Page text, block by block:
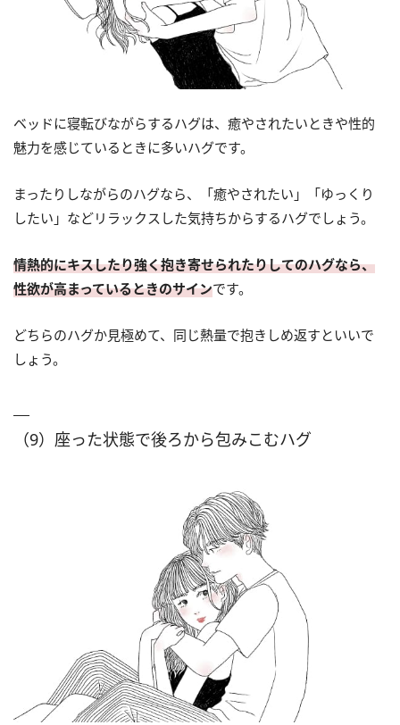
ベッドに寝転びながらするハグは、癒やされたいときや性的
魅力を感じているときに多いハグです。
まったりしながらのハグなら、「癒やされたい」「ゆっくり
したい」などリラックスした気持ちからするハグでしょう。
情熱的にキスしたり強く抱き寄せられたりしてのハグなら、
性欲が高まっているときのサインです。
どちらのハグか見極めて、同じ熱量で抱きしめ返すといいで
しょう。
（9）座った状態で後ろから包みこむハグ